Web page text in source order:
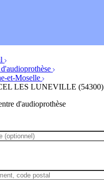
et-Moselle
LES LUNEVILLE (54300)
d'audioprothèse